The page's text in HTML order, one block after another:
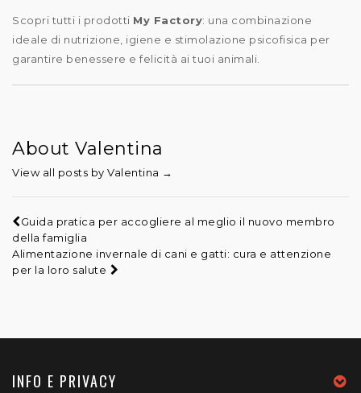
Scopri tutti i prodotti My Factory: una combinazione
ideale di nutrizione, igiene e stimolazione psicofisica per
garantire benessere e felicità ai tuoi animali.
About Valentina
View all posts by Valentina →
Guida pratica per accogliere al meglio il nuovo membro
della famiglia
Alimentazione invernale di cani e gatti: cura e attenzione
per la loro salute
INFO E PRIVACY